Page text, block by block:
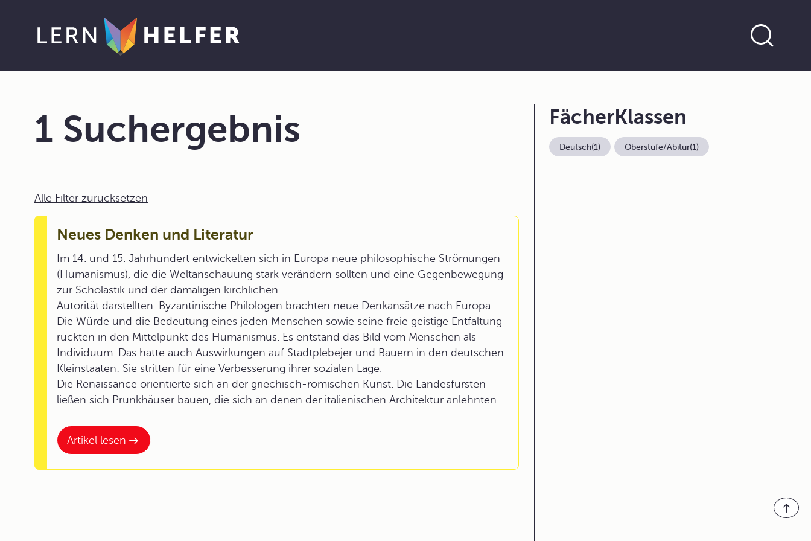
1 Suchergebnis
Alle Filter zurücksetzen
Artikel lesen
Neues Denken und Literatur
Im 14. und 15. Jahrhundert entwickelten sich in Europa neue philosophische Strömungen
(Humanismus), die die Weltanschauung stark verändern sollten und eine Gegenbewegung
zur Scholastik und der damaligen kirchlichen
Autorität darstellten. Byzantinische Philologen brachten neue Denkansätze nach Europa.
Die Würde und die Bedeutung eines jeden Menschen sowie seine freie geistige Entfaltung
rückten in den Mittelpunkt des Humanismus. Es entstand das Bild vom Menschen als
Individuum. Das hatte auch Auswirkungen auf Stadtplebejer und Bauern in den deutschen
Kleinstaaten: Sie stritten für eine Verbesserung ihrer sozialen Lage.
Die Renaissance orientierte sich an der griechisch-römischen Kunst. Die Landesfürsten
ließen sich Prunkhäuser bauen, die sich an denen der italienischen Architektur anlehnten.
Fächer
Deutsch(1)
Klassen
Oberstufe/Abitur(1)